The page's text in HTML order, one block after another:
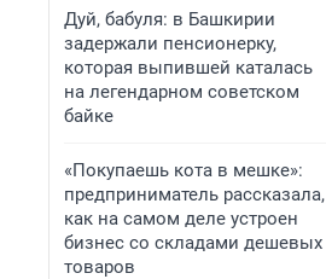
Дуй, бабуля: в Башкирии
задержали пенсионерку,
которая выпившей каталась
на легендарном советском
байке
«Покупаешь кота в мешке»:
предприниматель рассказала,
как на самом деле устроен
бизнес со складами дешевых
товаров